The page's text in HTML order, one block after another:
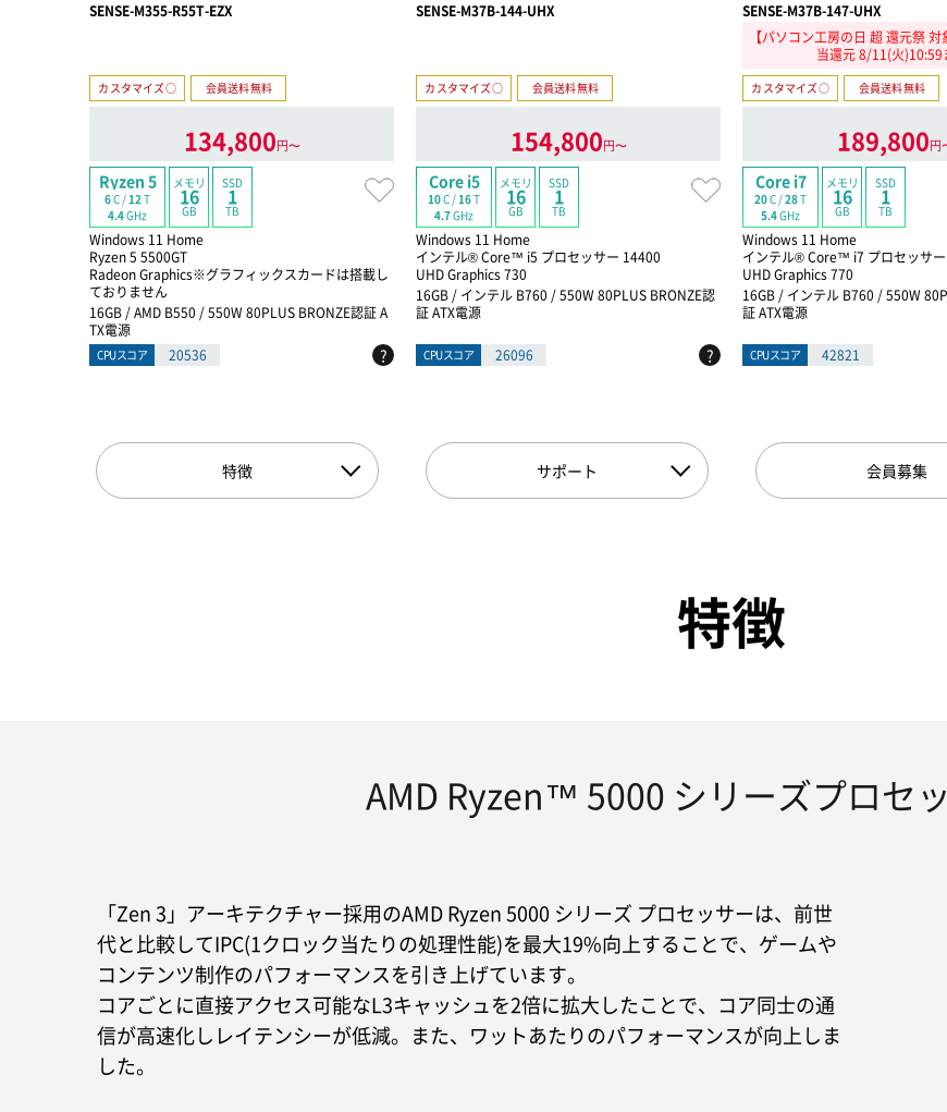
SENSE-M355-R55T-EZX
カスタマイズ○ 会員送料無料
134,800円〜
Ryzen 5
6C /12T
4.4GHz
メモリ
16
GB
SSD
1
TB
Windows 11 Home
Ryzen 5 5500GT
Radeon Graphics※グラフィックスカードは搭載し
ておりません
16GB / AMD B550 / 550W 80PLUS BRONZE認証 A
TX電源
CPUスコア 20536 ?
SENSE-M37B-144-UHX
カスタマイズ○ 会員送料無料
154,800円〜
Core i5
10C /16T
4.7GHz
メモリ
16
GB
SSD
1
TB
Windows 11 Home
インテル® Core™ i5 プロセッサー 14400
UHD Graphics 730
16GB / インテル B760 / 550W 80PLUS BRONZE認
証 ATX電源
CPUスコア 26096 ?
SENSE-M37B-147-UHX
【パソコン工房の日 超 還元祭
当還元 8/11(火)10:59
カスタマイズ○ 会員送料無料
189,800円
Core i7
20C /28T
5.4GHz
メモリ
16
GB
SSD
1
TB
Windows 11 Home
インテル® Core™ i7 プロセッサ
UHD Graphics 770
16GB / インテル B760 / 550W
証 ATX電源
CPUスコア 42821
特徴 サポート 会員募集
特徴
AMD Ryzen™ 5000 シリーズプロセ
「Zen 3」アーキテクチャー採用のAMD Ryzen 5000 シリーズ プロセッサーは、前世
代と比較してIPC(1クロック当たりの処理性能)を最大19%向上することで、ゲームや
コンテンツ制作のパフォーマンスを引き上げています。
コアごとに直接アクセス可能なL3キャッシュを2倍に拡大したことで、コア同士の通
信が高速化しレイテンシーが低減。また、ワットあたりのパフォーマンスが向上しま
した。